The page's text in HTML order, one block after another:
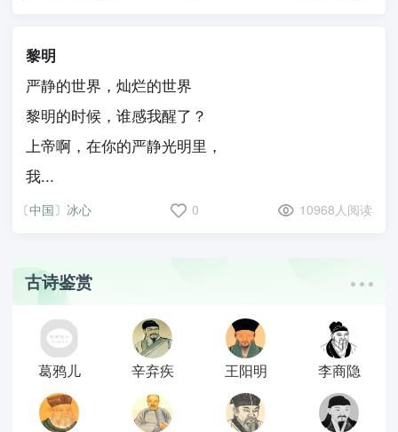
黎明
严静的世界，灿烂的世界
黎明的时候，谁感我醒了？
上帝啊，在你的严静光明里，
我...
〔中国〕冰心 0 10968人阅读
古诗鉴赏
葛鸦儿 辛弃疾 王阳明 李商隐